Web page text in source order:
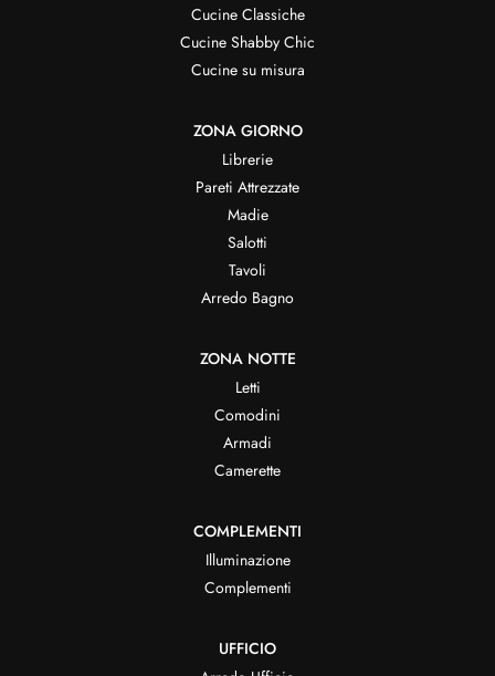
Cucine Classiche
Cucine Shabby Chic
Cucine su misura
ZONA GIORNO
Librerie
Pareti Attrezzate
Madie
Salotti
Tavoli
Arredo Bagno
ZONA NOTTE
Letti
Comodini
Armadi
Camerette
COMPLEMENTI
Illuminazione
Complementi
UFFICIO